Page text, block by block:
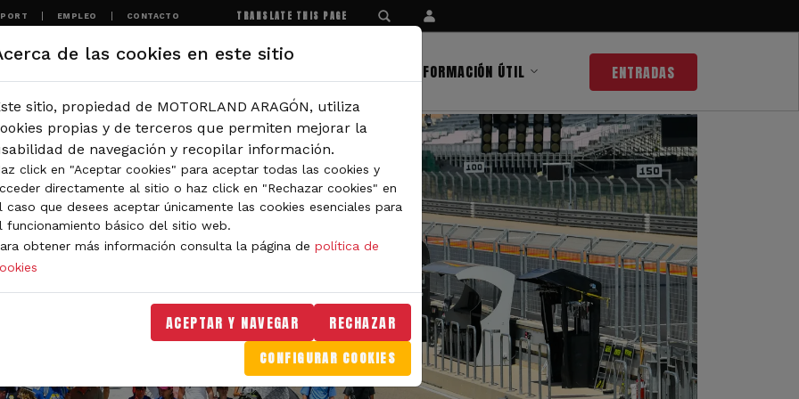
EMPLEO CONTACTO TRANSLATE THIS PAGE
INFORMACIÓN ÚTIL ENTRADAS
de las cookies en este sitio
sitio, propiedad de MOTORLAND ARAGÓN, utiliza
propias y de terceros que permiten mejorar la
de navegación y recopilar información.
click en "Aceptar cookies" para aceptar todas las cookies y
directamente al sitio o haz click en "Rechazar cookies" en
caso que desees aceptar únicamente las cookies esenciales para
funcionamiento básico del sitio web.
obtener más información consulta la página de política de
ACEPTAR Y NAVEGAR RECHAZAR
CONFIGURAR COOKIES